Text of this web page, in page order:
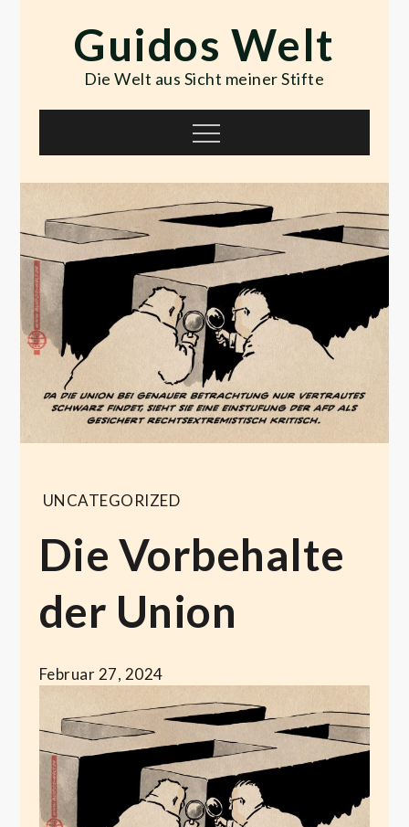
contentGuidos Welt
Die Welt aus Sicht meiner Stifte
Menu
UNCATEGORIZED
Die Vorbehalte
der Union
Februar 27, 2024